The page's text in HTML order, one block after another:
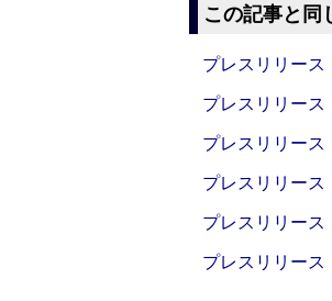
この記事と同
プレスリリー
プレスリリー
プレスリリー
プレスリリー
プレスリリー
プレスリリー